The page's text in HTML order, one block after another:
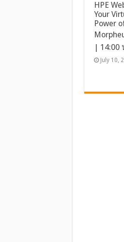
HPE
Your
Power
| 14:00
July 10,